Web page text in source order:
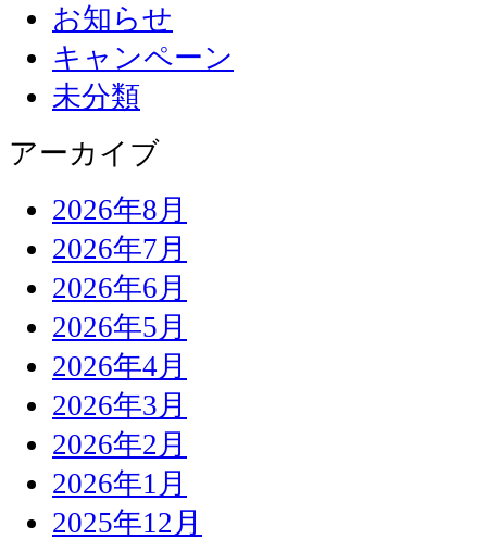
お知らせ
キャンペーン
未分類
アーカイブ
2026年8月
2026年7月
2026年6月
2026年5月
2026年4月
2026年3月
2026年2月
2026年1月
2025年12月